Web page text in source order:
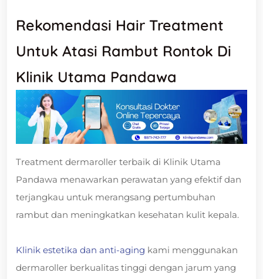
Rekomendasi Hair Treatment
Untuk Atasi Rambut Rontok Di
Klinik Utama Pandawa
Treatment dermaroller terbaik di Klinik Utama
Pandawa menawarkan perawatan yang efektif dan
terjangkau untuk merangsang pertumbuhan
rambut dan meningkatkan kesehatan kulit kepala.
Klinik estetika dan anti-aging kami menggunakan
dermaroller berkualitas tinggi dengan jarum yang